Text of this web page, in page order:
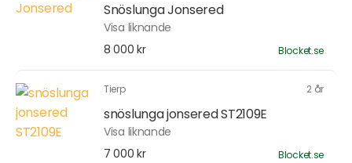
Snöslunga Jonsered
Visa liknande
8 000 kr
Blocket.se
Tierp 2 år
snöslunga jonsered ST2109E
Visa liknande
7 000 kr
Blocket.se